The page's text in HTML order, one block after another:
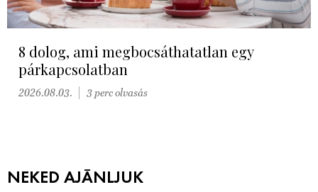
8 dolog, ami megbocsáthatatlan egy
párkapcsolatban
2026.08.03. 3 perc olvasás
NEKED AJÁNLJUK